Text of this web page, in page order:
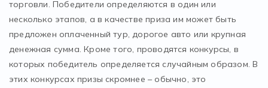
торговли. Победители определяются в один или
несколько этапов, а в качестве приза им может быть
предложен оплаченный тур, дорогое авто или крупная
денежная сумма. Кроме того, проводятся конкурсы, в
которых победитель определяется случайным образом. В
этих конкурсах призы скромнее – обычно, это